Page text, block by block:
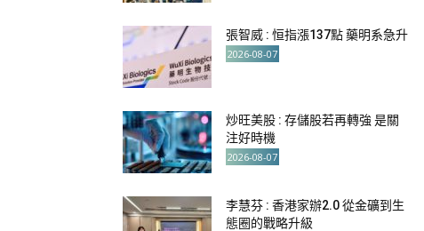
張智威 : 恒指漲137點 藥明系急升
2026-08-07
炒旺美股 : 存儲股若再轉強 是關
注好時機
2026-08-07
李慧芬 : 香港家辦2.0 從金礦到生
態圈的戰略升級